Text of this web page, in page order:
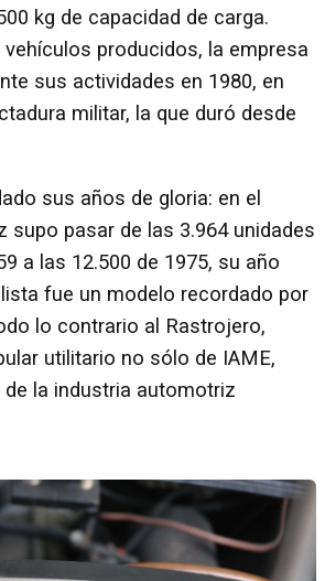
kg de capacidad de carga.
vehículos producidos, la empresa
sus actividades en 1980, en
militar, la que duró desde
sus años de gloria: en el
supo pasar de las 3.964 unidades
a las 12.500 de 1975, su año
fue un modelo recordado por
lo contrario al Rastrojero,
utilitario no sólo de IAME,
la industria automotriz